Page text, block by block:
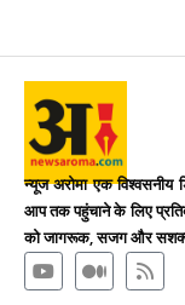
न्यूज अरोमा एक विश्वसनीय
आप तक पहुंचाने के लिए
को जागरूक, सजग और सशक्त